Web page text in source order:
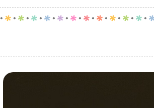
. p . p . p . p . p . p . p . p . p . p . p .